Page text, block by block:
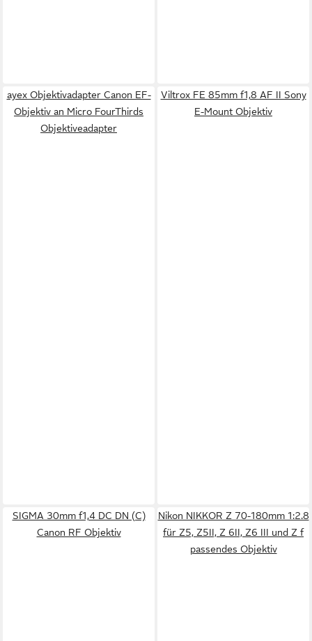
ayex Objektivadapter Canon EF-
Objektiv an Micro FourThirds
Objektiveadapter
Viltrox FE 85mm f1,8 AF II Sony
E-Mount Objektiv
SIGMA 30mm f1,4 DC DN (C)
Canon RF Objektiv
Nikon NIKKOR Z 70-180mm 1:2.8
für Z5, Z5II, Z 6II, Z6 III und Z f
passendes Objektiv